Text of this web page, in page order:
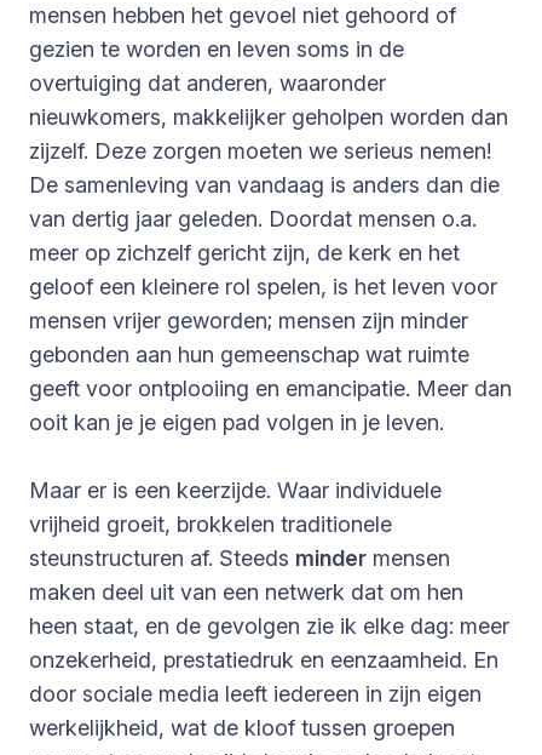
mensen hebben het gevoel niet gehoord of
gezien te worden en leven soms in de
overtuiging dat anderen, waaronder
nieuwkomers, makkelijker geholpen worden dan
zijzelf. Deze zorgen moeten we serieus nemen!
De samenleving van vandaag is anders dan die
van dertig jaar geleden. Doordat mensen o.a.
meer op zichzelf gericht zijn, de kerk en het
geloof een kleinere rol spelen, is het leven voor
mensen vrijer geworden; mensen zijn minder
gebonden aan hun gemeenschap wat ruimte
geeft voor ontplooiing en emancipatie. Meer dan
ooit kan je je eigen pad volgen in je leven.
Maar er is een keerzijde. Waar individuele
vrijheid groeit, brokkelen traditionele
steunstructuren af. Steeds minder mensen
maken deel uit van een netwerk dat om hen
heen staat, en de gevolgen zie ik elke dag: meer
onzekerheid, prestatiedruk en eenzaamheid. En
door sociale media leeft iedereen in zijn eigen
werkelijkheid, wat de kloof tussen groepen